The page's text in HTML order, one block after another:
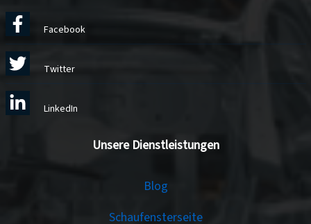
Facebook
Twitter
LinkedIn
Unsere Dienstleistungen
Blog
Schaufensterseite